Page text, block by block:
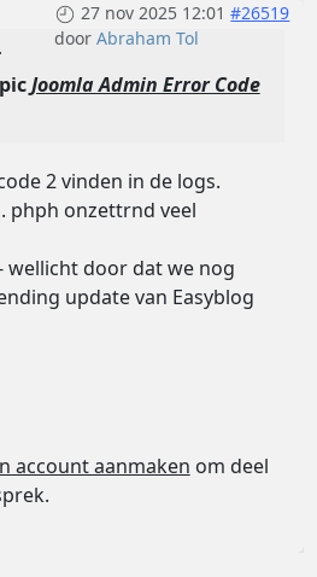
27 nov 2025 12:01 #26519
doorAbraham Tol
Joomla Admin Error Code
2 vinden in de logs.
phph onzettrnd veel
wellicht door dat we nog
update van Easyblog
account aanmaken om deel